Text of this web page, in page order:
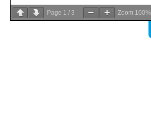
Page 1 / 3 Zoom 100%